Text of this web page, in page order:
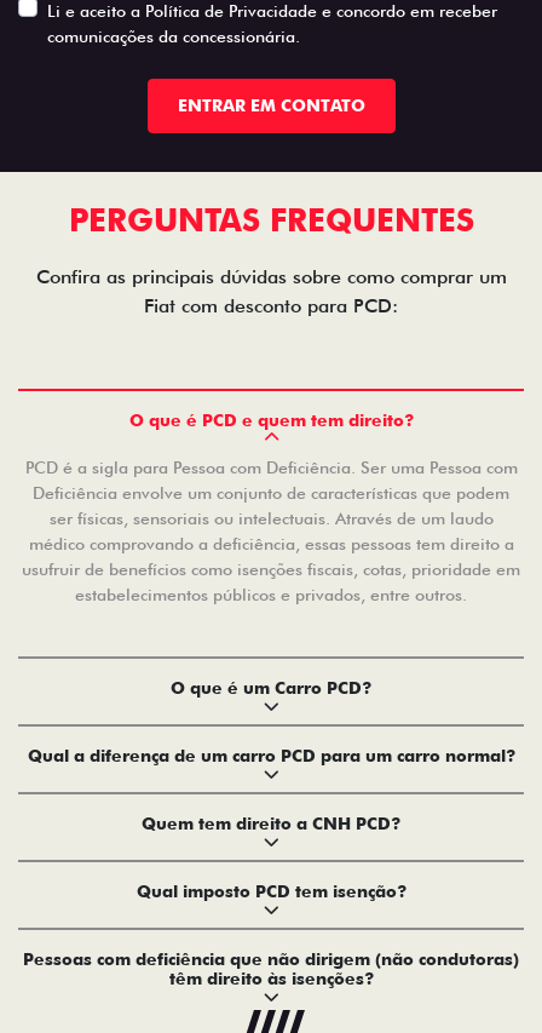
Li e aceito a Política de Privacidade e concordo em receber
comunicações da concessionária.
ENTRAR EM CONTATO
PERGUNTAS FREQUENTES
Confira as principais dúvidas sobre como comprar um
Fiat com desconto para PCD:
O que é PCD e quem tem direito?
PCD é a sigla para Pessoa com Deficiência. Ser uma Pessoa com
Deficiência envolve um conjunto de características que podem
ser físicas, sensoriais ou intelectuais. Através de um laudo
médico comprovando a deficiência, essas pessoas tem direito a
usufruir de benefícios como isenções fiscais, cotas, prioridade em
estabelecimentos públicos e privados, entre outros.
O que é um Carro PCD?
Qual a diferença de um carro PCD para um carro normal?
Quem tem direito a CNH PCD?
Qual imposto PCD tem isenção?
Pessoas com deficiência que não dirigem (não condutoras)
têm direito às isenções?